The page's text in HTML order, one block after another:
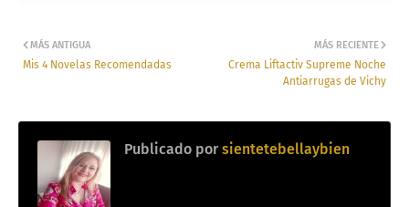
MÁS RECIENTE
Crema Liftactiv Supreme Noche
Antiarrugas de Vichy
MÁS ANTIGUA
Mis 4 Novelas Recomendadas
Publicado por sientetebellaybien